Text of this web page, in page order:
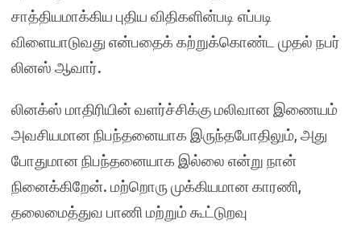
சாத்தியமாக்கிய புதிய விதிகளின்படி எப்படி
விளையாடுவது என்பதைக் கற்றுக்கொண்ட முதல் நபர்
லினஸ் ஆவார்.
லினக்ஸ் மாதிரியின் வளர்ச்சிக்கு மலிவான இணையம்
அவசியமான நிபந்தனையாக இருந்தபோதிலும், அது
போதுமான நிபந்தனையாக இல்லை என்று நான்
நினைக்கிறேன். மற்றொரு முக்கியமான காரணி,
தலைமைத்துவ பாணி மற்றும் கூட்டுறவு